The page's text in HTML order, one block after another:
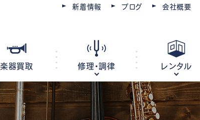
新着情報 ブログ 会社概要
楽器買取 修理・調律 レンタル